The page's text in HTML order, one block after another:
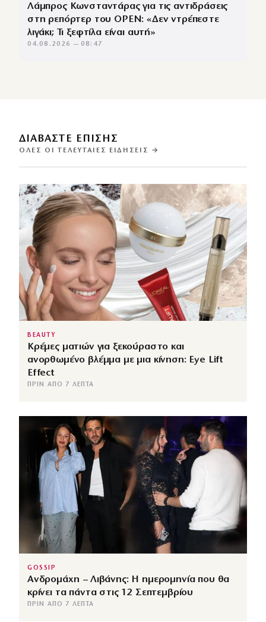
Λάμπρος Κωνσταντάρας για τις αντιδράσεις
στη ρεπόρτερ του OPEN: «Δεν ντρέπεστε
λιγάκι; Τι ξεφτίλα είναι αυτή»
04.08.2026 — 08:47
ΔΙΑΒΑΣΤΕ ΕΠΙΣΗΣ
ΌΛΕΣ ΟΙ ΤΕΛΕΥΤΑΊΕΣ ΕΙΔΉΣΕΙΣ →
BEAUTY
Κρέμες ματιών για ξεκούραστο και
ανορθωμένο βλέμμα με μια κίνηση: Eye Lift
Effect
ΠΡΙΝ ΑΠΌ 7 ΛΕΠΤΆ
GOSSIP
Ανδρομάχη – Λιβάνης: Η ημερομηνία που θα
κρίνει τα πάντα στις 12 Σεπτεμβρίου
ΠΡΙΝ ΑΠΌ 7 ΛΕΠΤΆ